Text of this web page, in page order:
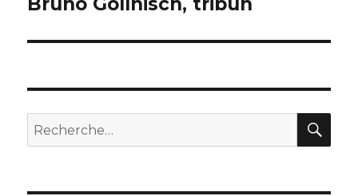
Publication
Recherche
pour :